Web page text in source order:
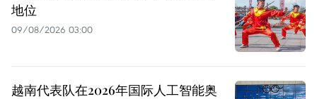
地位
09/08/2026 03:00
越南代表队在2026年国际人工智能奥